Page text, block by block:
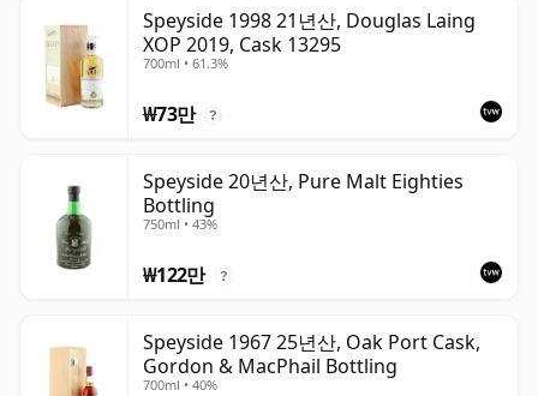
Speyside 1998 21년산, Douglas Laing
XOP 2019, Cask 13295
700ml • 61.3%
₩73만 ?
Speyside 20년산, Pure Malt Eighties
Bottling
750ml • 43%
₩122만 ?
Speyside 1967 25년산, Oak Port Cask,
Gordon & MacPhail Bottling
700ml • 40%